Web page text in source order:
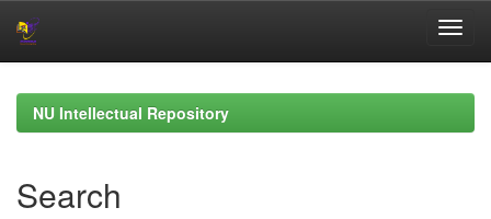
navigationNU Intellectual Repository
Search